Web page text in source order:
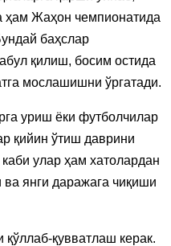
ҳам Жаҳон чемпионатида
баҳслар
қилиш, босим остида
мослашишни ўргатади.
уриш ёки футболчилар
қийин ўтиш даврини
улар ҳам хатолардан
янги даражага чиқиши
қувватлаш керак.